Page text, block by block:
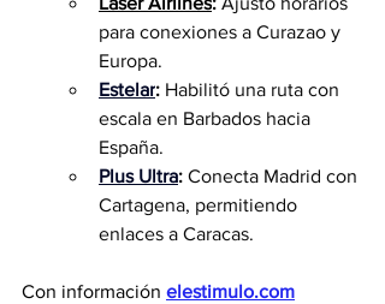
para conexiones a Curazao y
Europa.
Estelar: Habilitó una ruta con
escala en Barbados hacia
España.
Plus Ultra: Conecta Madrid con
Cartagena, permitiendo
enlaces a Caracas.
Con información elestimulo.com